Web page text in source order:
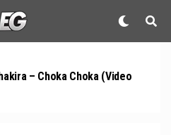
– Choka Choka (Video